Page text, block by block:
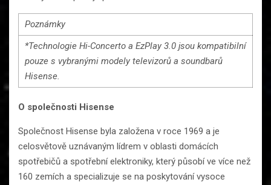
Poznámky
*Technologie Hi-Concerto a EzPlay 3.0 jsou kompatibilní
pouze s vybranými modely televizorů a soundbarů
Hisense.
O společnosti Hisense
Společnost Hisense byla založena v roce 1969 a je
celosvětově uznávaným lídrem v oblasti domácích
spotřebičů a spotřební elektroniky, který působí ve více než
160 zemích a specializuje se na poskytování vysoce